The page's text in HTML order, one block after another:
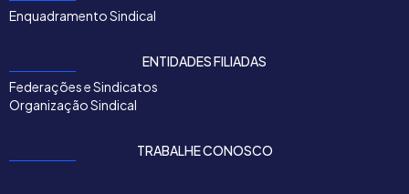
Enquadramento Sindical
ENTIDADES FILIADAS
Federações e Sindicatos
Organização Sindical
TRABALHE CONOSCO